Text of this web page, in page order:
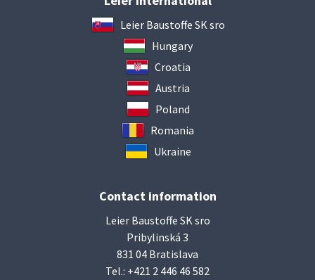
Leier Baustoffe SK sro
Hungary
Croatia
Austria
Poland
Romania
Ukraine
Contact information
Leier Baustoffe SK sro
Pribylinská 3
831 04 Bratislava
Tel.: +421 2 446 46 582